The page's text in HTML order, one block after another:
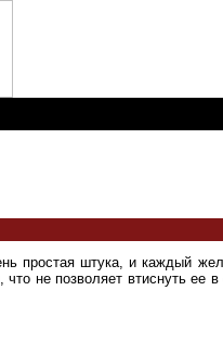
простая штука, и каждый
не позволяет втиснуть ее в